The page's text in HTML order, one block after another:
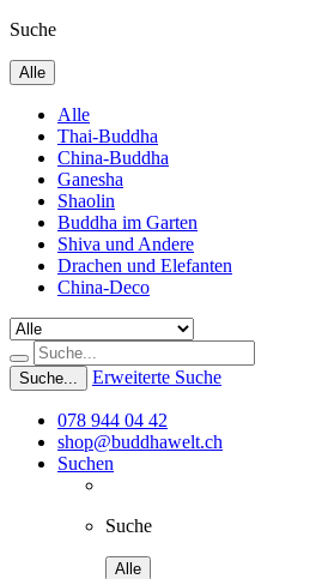
Suche
Alle
Alle
Thai-Buddha
China-Buddha
Ganesha
Shaolin
Buddha im Garten
Shiva und Andere
Drachen und Elefanten
China-Deco
Suche... Erweiterte Suche
078 944 04 42
shop@buddhawelt.ch
Suchen
Suche
Alle